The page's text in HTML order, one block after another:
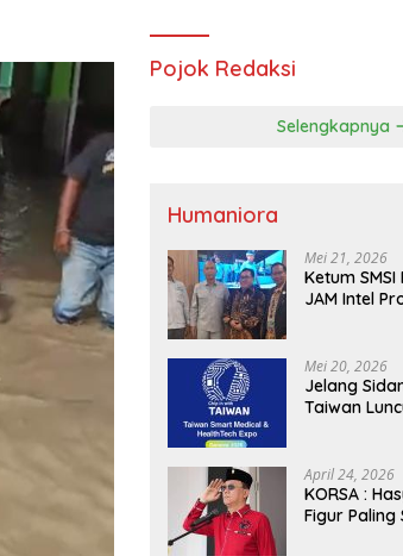
Pojok Redaksi
Selengkapnya
Humaniora
Mei 21, 2026
Ketum
JAM Intel
SMSI
Desa dan
MBG,
Mei 20, 2026
Jelang
Taiwan
Inovasi
April 24, 2026
KORSA :
Figur Paling